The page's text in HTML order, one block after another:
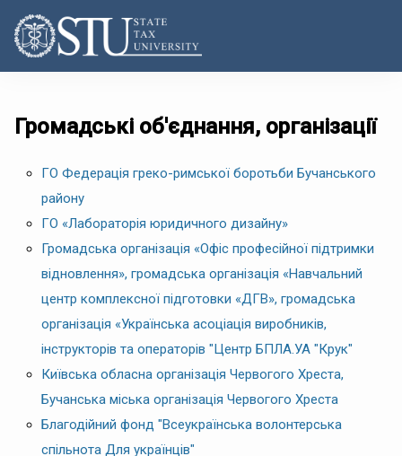
Громадські об'єднання, організації
ГО Федерація греко-римської боротьби Бучанського
району
ГО «Лабораторія юридичного дизайну»
Громадська організація «Офіс професійної підтримки
відновлення», громадська організація «Навчальний
центр комплексної підготовки «ДГВ», громадська
організація «Українська асоціація виробників,
інструкторів та операторів "Центр БПЛА.УА "Крук"
Київська обласна організація Червогого Хреста,
Бучанська міська організація Червогого Хреста
Благодійний фонд "Всеукраїнська волонтерська
спільнота Для українців"